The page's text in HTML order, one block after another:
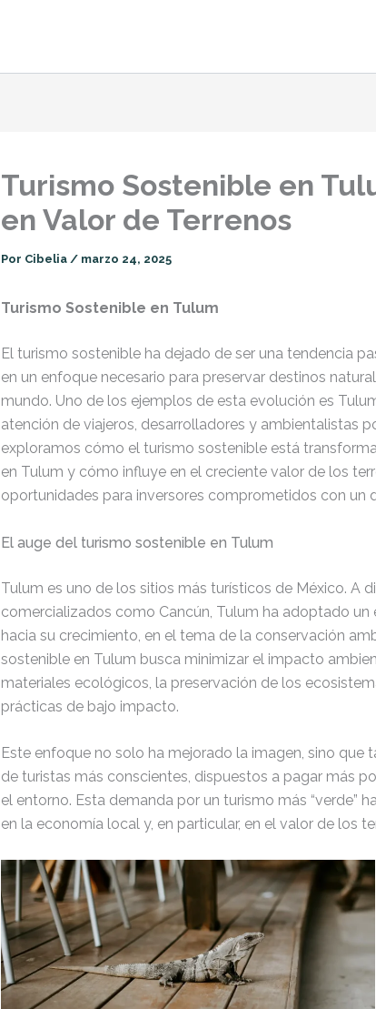
Turismo Sostenible en
en Valor de Terrenos
Por Cibelia / marzo 24, 2025
Turismo Sostenible en Tulum
El turismo sostenible ha dejado de ser una tendencia
en un enfoque necesario para preservar destinos
mundo. Uno de los ejemplos de esta evolución es
atención de viajeros, desarrolladores y ambientalistas
exploramos cómo el turismo sostenible está
en Tulum y cómo influye en el creciente valor de los
oportunidades para inversores comprometidos con un
El auge del turismo sostenible en Tulum
Tulum es uno de los sitios más turísticos de México. A
comercializados como Cancún, Tulum ha adoptado
hacia su crecimiento, en el tema de la conservación
sostenible en Tulum busca minimizar el impacto
materiales ecológicos, la preservación de los
prácticas de bajo impacto.
Este enfoque no solo ha mejorado la imagen, sino que
de turistas más conscientes, dispuestos a pagar más
el entorno. Esta demanda por un turismo más “verde”
en la economía local y, en particular, en el valor de los